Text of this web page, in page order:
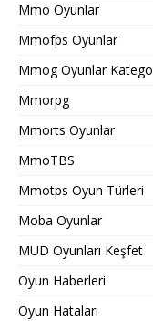
Mmo Oyunlar
Mmofps Oyunlar
Mmog Oyunlar
Mmorpg
Mmorts Oyunlar
MmoTBS
Mmotps Oyun Türleri
Moba Oyunlar
MUD Oyunları Keşfet
Oyun Haberleri
Oyun Hataları